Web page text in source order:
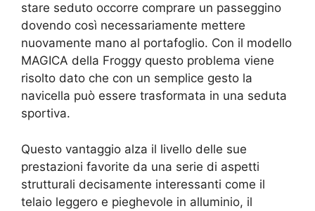
stare seduto occorre comprare un passeggino
dovendo così necessariamente mettere
nuovamente mano al portafoglio. Con il modello
MAGICA della Froggy questo problema viene
risolto dato che con un semplice gesto la
navicella può essere trasformata in una seduta
sportiva.
Questo vantaggio alza il livello delle sue
prestazioni favorite da una serie di aspetti
strutturali decisamente interessanti come il
telaio leggero e pieghevole in alluminio, il